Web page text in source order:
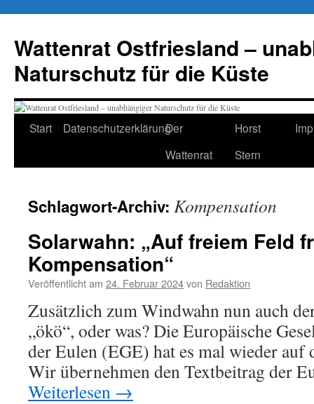
springen
Wattenrat Ostfriesland –
Naturschutz für die Küste
Start DatenschutzerklärungDer
Wattenrat
Horst
Stern
Schlagwort-Archiv: Kompensation
Solarwahn: „Auf freiem Feld
Kompensation“
Veröffentlicht am 24. Februar 2024von Redaktion
Zusätzlich zum Windwahn nun auch
„ökö“, oder was? Die Europäische
der Eulen (EGE) hat es mal wieder auf
Wir übernehmen den Textbeitrag der
Weiterlesen →